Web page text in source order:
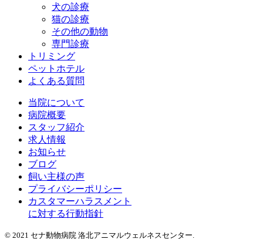
犬の診療
猫の診療
その他の動物
専門診療
トリミング
ペットホテル
よくある質問
当院について
病院概要
スタッフ紹介
求人情報
お知らせ
ブログ
飼い主様の声
プライバシーポリシー
カスタマーハラスメント
に対する行動指針
© 2021 セナ動物病院 洛北アニマルウェルネスセンター.